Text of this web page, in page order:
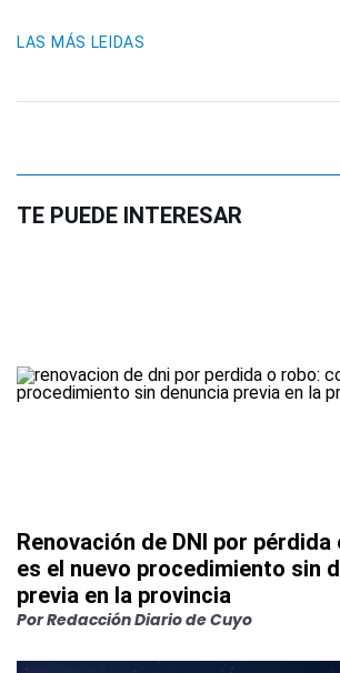
LAS MÁS LEIDAS
TE PUEDE INTERESAR
Renovación de DNI por
es el nuevo procedimiento sin
previa en la provincia
PorRedacción Diario de Cuyo